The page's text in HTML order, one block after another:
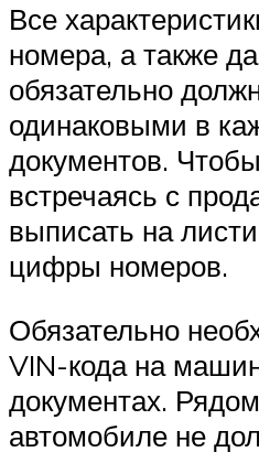
Все
номера, а также
обязательно
одинаковыми в
документов.
встречаясь с
выписать на
цифры номеров.
Обязательно
VIN-кода на
документах.
автомобиле не